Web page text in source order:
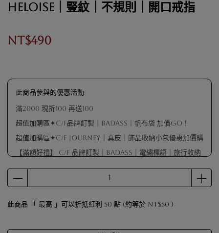
Heloise｜豎紋｜不規則｜開口戒指
NT$490
此商品參與的優惠活動
滿2000 現折100 再送100
超值加購區✦C/F品牌訂製｜BADASS｜帆布袋 加價GO !
超值加購區✦C/F Journey｜真皮｜飾品收納小包優惠加價購
【滿額好禮】 C/F 品牌訂製｜BADASS｜電繡標語｜旅行收納
【滿額好禮】品牌擦拭布（數量有限 贈完為止）
【滿額好禮】 C/F 品牌訂製｜麂皮袋（顏色隨機出貨）
此商品 「 最高 」可以折抵紅利 50 點 (約等於 NT$50 )